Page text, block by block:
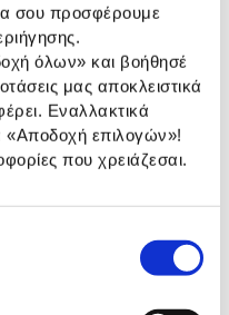
σου προσφέρουμε
όλων» και βοήθησέ
μας αποκλειστικά
Εναλλακτικά
«Αποδοχή επιλογών»!
που χρειάζεσαι.
Ηλεκτρικός
7